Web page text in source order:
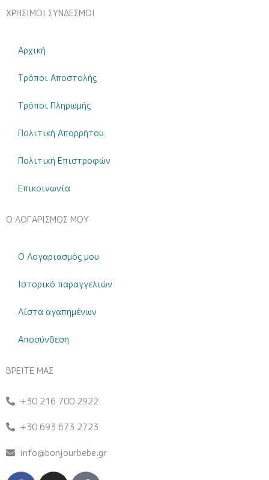
ΧΡΗΣΙΜΟΙ ΣΥΝΔΕΣΜΟΙ
Αρχική
Τρόποι Αποστολής
Τρόποι Πληρωμής
Πολιτική Απορρήτου
Πολιτική Επιστροφών
Επικοινωνία
Ο ΛΟΓΑΡΙΣΜΟΣ ΜΟΥ
Ο Λογαριασμός μου
Ιστορικό παραγγελιών
Λίστα αγαπημένων
Αποσύνδεση
ΒΡΕΙΤΕ ΜΑΣ
+30 216 700 2922
+30 693 673 2723
info@bonjourbebe.gr